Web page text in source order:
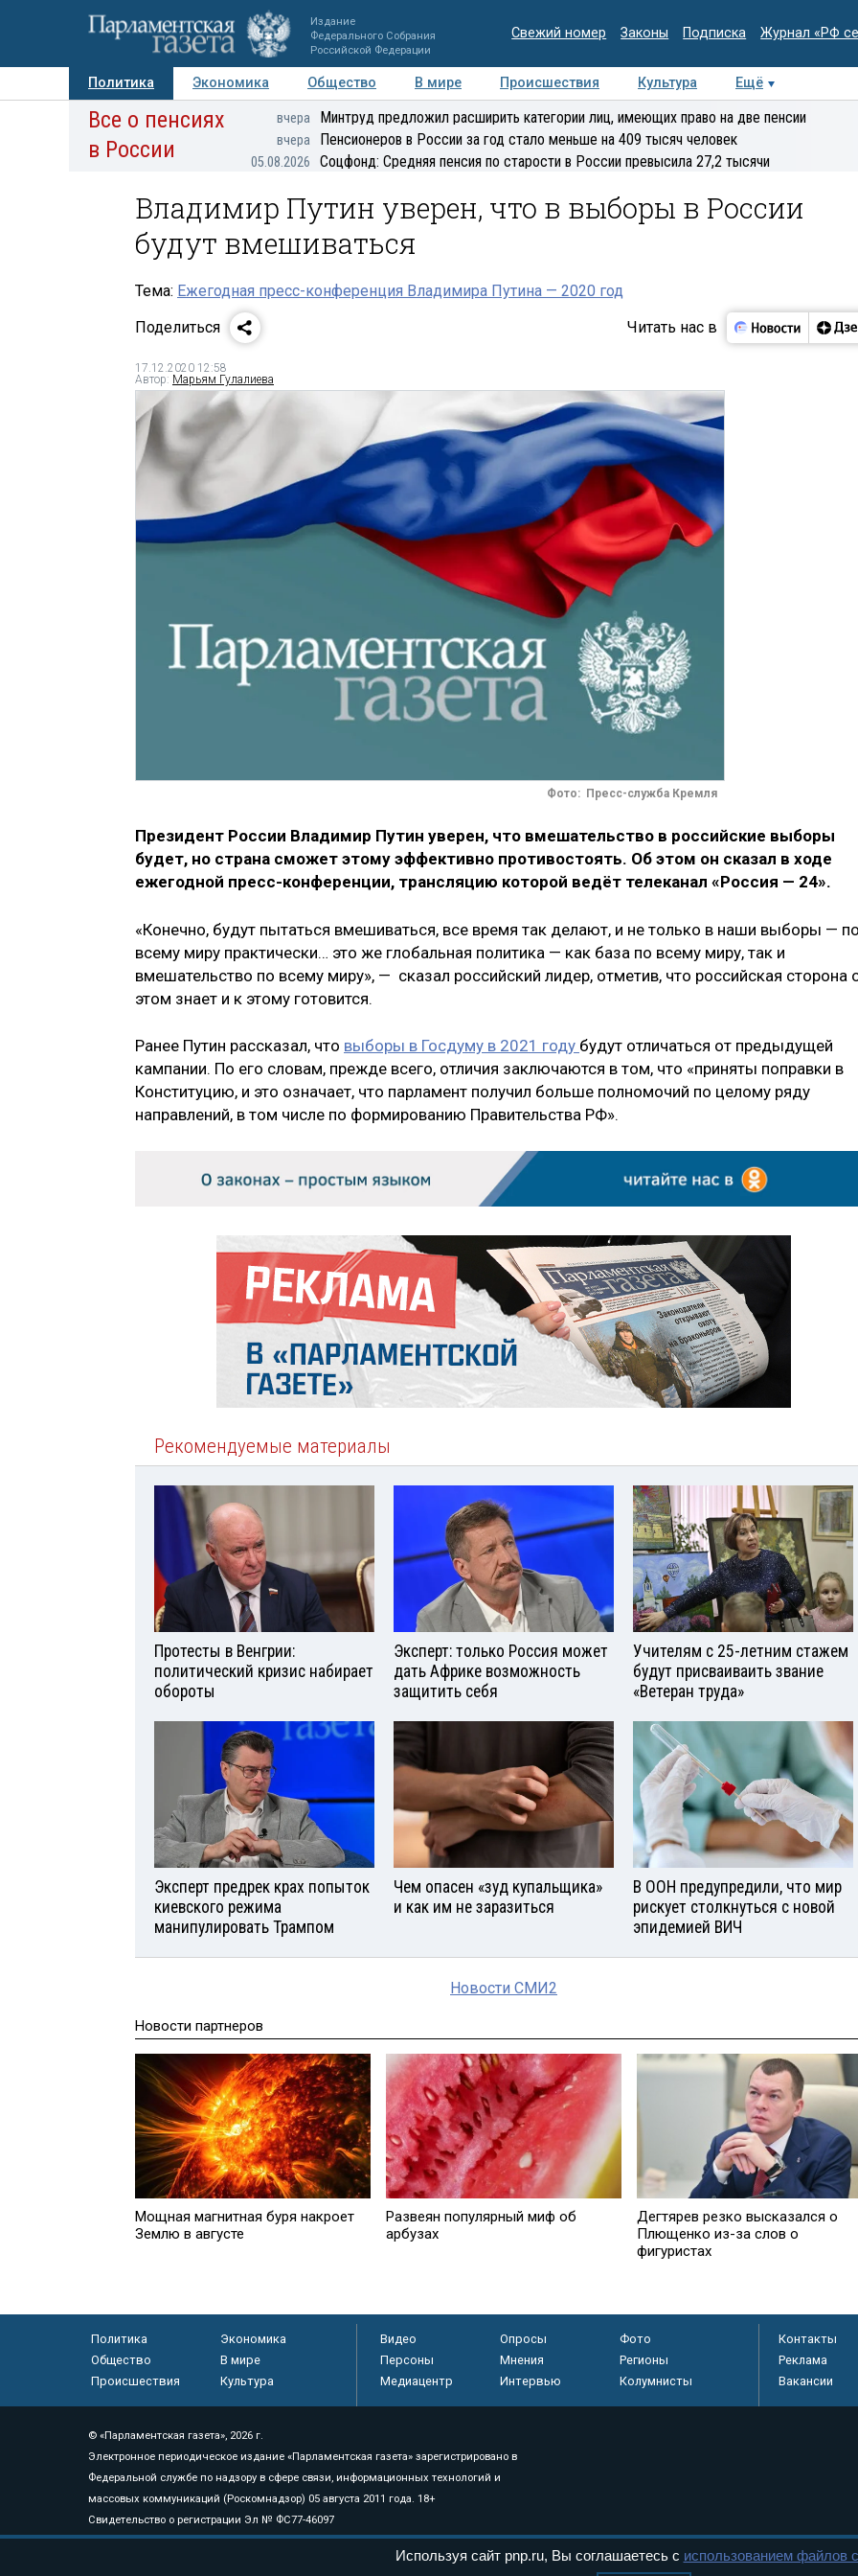
Издание
Федерального Собрания
Российской Федерации
Свежий номер Законы Подписка Журнал «РФ
Политика Экономика Общество В мире Происшествия Культура
Ещё
Авторы Персоны Мнения Регионы Медиацентр Интервью Колумнисты
Все о пенсиях
в России
вчера Минтруд предложил расширить категории лиц, имеющих право на две пенсии
вчера Пенсионеров в России за год стало меньше на 409 тысяч человек
05.08.2026 Соцфонд: Средняя пенсия по старости в России превысила 27,2 тысячи
Владимир Путин уверен, что в выборы в России
будут вмешиваться
Тема: Ежегодная пресс-конференция Владимира Путина — 2020 год
Поделиться
Читать нас в
17.12.2020 12:58
Автор: Марьям Гулалиева
Фото: Пресс-служба Кремля
Президент России Владимир Путин уверен, что вмешательство в российские выборы
будет, но страна сможет этому эффективно противостоять. Об этом он сказал в ходе
ежегодной пресс-конференции, трансляцию которой ведёт телеканал «Россия — 24».
«Конечно, будут пытаться вмешиваться, все время так делают, и не только в наши выборы —
всему миру практически… это же глобальная политика — как база по всему миру, так и
вмешательство по всему миру», — сказал российский лидер, отметив, что российская сторона
этом знает и к этому готовится.
Ранее Путин рассказал, что выборы в Госдуму в 2021 году будут отличаться от предыдущей
кампании. По его словам, прежде всего, отличия заключаются в том, что «приняты поправки в
Конституцию, и это означает, что парламент получил больше полномочий по целому ряду
направлений, в том числе по формированию Правительства РФ».
Рекомендуемые материалы
Протесты в Венгрии:
политический кризис набирает
обороты
Эксперт: только Россия может
дать Африке возможность
защитить себя
Учителям с 25-летним стажем
будут присваиваить звание
«Ветеран труда»
Эксперт предрек крах попыток
киевского режима
манипулировать Трампом
Чем опасен «зуд купальщика»
и как им не заразиться
В ООН предупредили, что мир
рискует столкнуться с новой
эпидемией ВИЧ
Новости СМИ2
Новости партнеров
Мощная магнитная буря накроет
Землю в августе
Развеян популярный миф об
арбузах
Дегтярев резко высказался о
Плющенко из-за слов о
фигуристах
Политика
Экономика
Общество
В мире
Происшествия
Культура
Видео Опросы
Фото
Персоны
Мнения
Регионы
Медиацентр
Интервью Колумнисты
Контакты
Реклама
Вакансии
© «Парламентская газета», 2026 г.
Электронное периодическое издание «Парламентская газета» зарегистрировано в
Федеральной службе по надзору в сфере связи, информационных технологий и
массовых коммуникаций (Роскомнадзор) 05 августа 2011 года. 18+
Свидетельство о регистрации Эл № ФС77-46097
Учредитель — АНО «Парламентская газета»
Исполняющий обязанности главного редактора — Абдуллаев М.Р.Используя сайт pnp.ru, Вы соглашаетесь с использованием файлов